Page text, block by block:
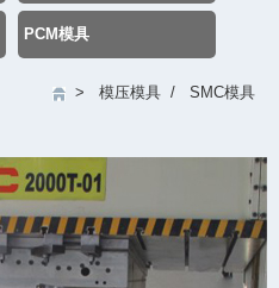
PCM模具
> 模压模具 / SMC模具